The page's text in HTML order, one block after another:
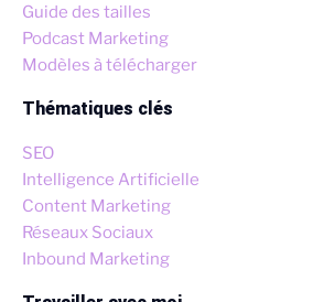
Guide des tailles
Podcast Marketing
Modèles à télécharger
Thématiques clés
SEO
Intelligence Artificielle
Content Marketing
Réseaux Sociaux
Inbound Marketing